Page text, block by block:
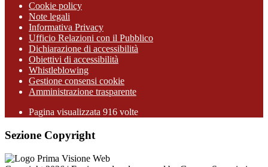
Cookie policy
Note legali
Informativa Privacy
Ufficio Relazioni con il Pubblico
Dichiarazione di accessibilità
Obiettivi di accessibilità
Whistleblowing
Gestione consensi cookie
Amministrazione trasparente
Pagina visualizzata 916 volte
Sezione Copyright